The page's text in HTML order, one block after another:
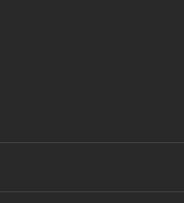
auf LinkedIn